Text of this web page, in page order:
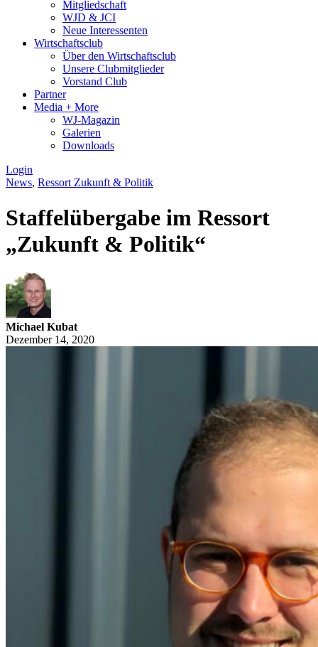
Mitgliedschaft
WJD & JCI
Neue Interessenten
Wirtschaftsclub
Über den Wirtschaftsclub
Unsere Clubmitglieder
Vorstand Club
Partner
Media + More
WJ-Magazin
Galerien
Downloads
Login
News, Ressort Zukunft & Politik
Staffelübergabe im Ressort
„Zukunft & Politik“
Michael Kubat
Dezember 14, 2020